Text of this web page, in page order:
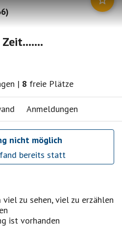
)
| 8 freie Plätze
Anmeldungen
nicht möglich
bereits statt
viel zu sehen, viel zu erzählen
ist vorhanden